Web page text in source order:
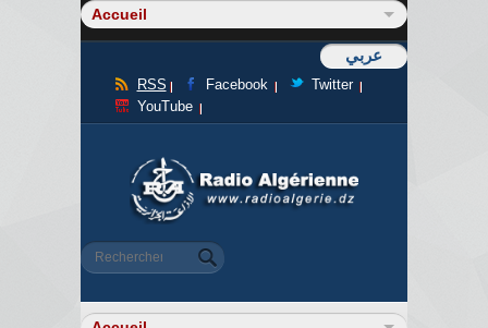
عربي
RSS Facebook
Twitter
YouTube
Formulaire de recherche
Rechercher